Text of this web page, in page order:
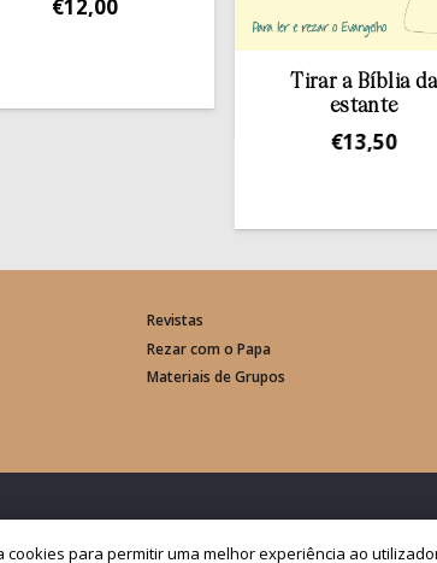
Tirar a Bíblia da
Revistas
Rezar com o Papa
Materiais de Grupos
cookies para permitir uma melhor experiência ao